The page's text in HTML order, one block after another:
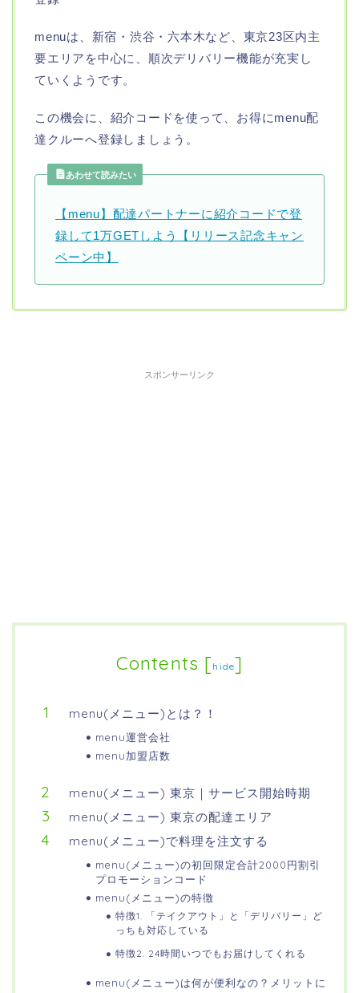
menuは、新宿・渋谷・六本木など、東京23区内主
要エリアを中心に、順次デリバリー機能が充実し
ていくようです。
この機会に、紹介コードを使って、お得にmenu配
達クルーへ登録しましょう。
あわせて読みたい
【menu】配達パートナーに紹介コードで登
録して1万GETしよう【リリース記念キャン
ペーン中】
スポンサーリンク
Contents [hide]
menu(メニュー)とは？！
menu運営会社
menu加盟店数
menu(メニュー) 東京｜サービス開始時期
menu(メニュー) 東京の配達エリア
menu(メニュー)で料理を注文する
menu(メニュー)の初回限定合計2000円割引
プロモーションコード
menu(メニュー)の特徴
特徴1. 「テイクアウト」と「デリバリー」ど
っちも対応している
特徴2. 24時間いつでもお届けしてくれる
menu(メニュー)は何が便利なの？メリットに